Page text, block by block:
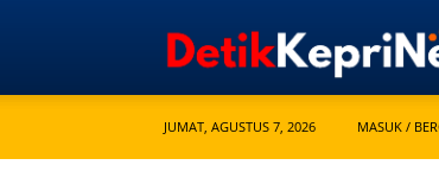
JUMAT, AGUSTUS 7, 2026 MASUK /